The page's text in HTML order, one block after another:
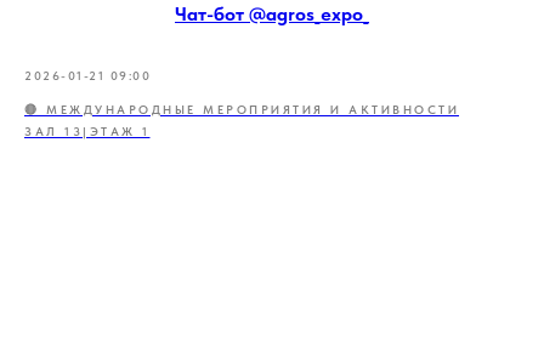
Чат-бот @agros_expo_
2026-01-21 09:00
🔴 МЕЖДУНАРОДНЫЕ МЕРОПРИЯТИЯ И АКТИВНОСТИ
ЗАЛ 13|ЭТАЖ 1